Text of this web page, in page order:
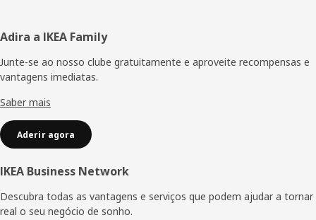
Rodapé
Adira a IKEA Family
Junte-se ao nosso clube gratuitamente e aproveite recompensas e
vantagens imediatas.
Saber mais
Aderir agora
IKEA Business Network
Descubra todas as vantagens e serviços que podem ajudar a tornar
real o seu negócio de sonho.